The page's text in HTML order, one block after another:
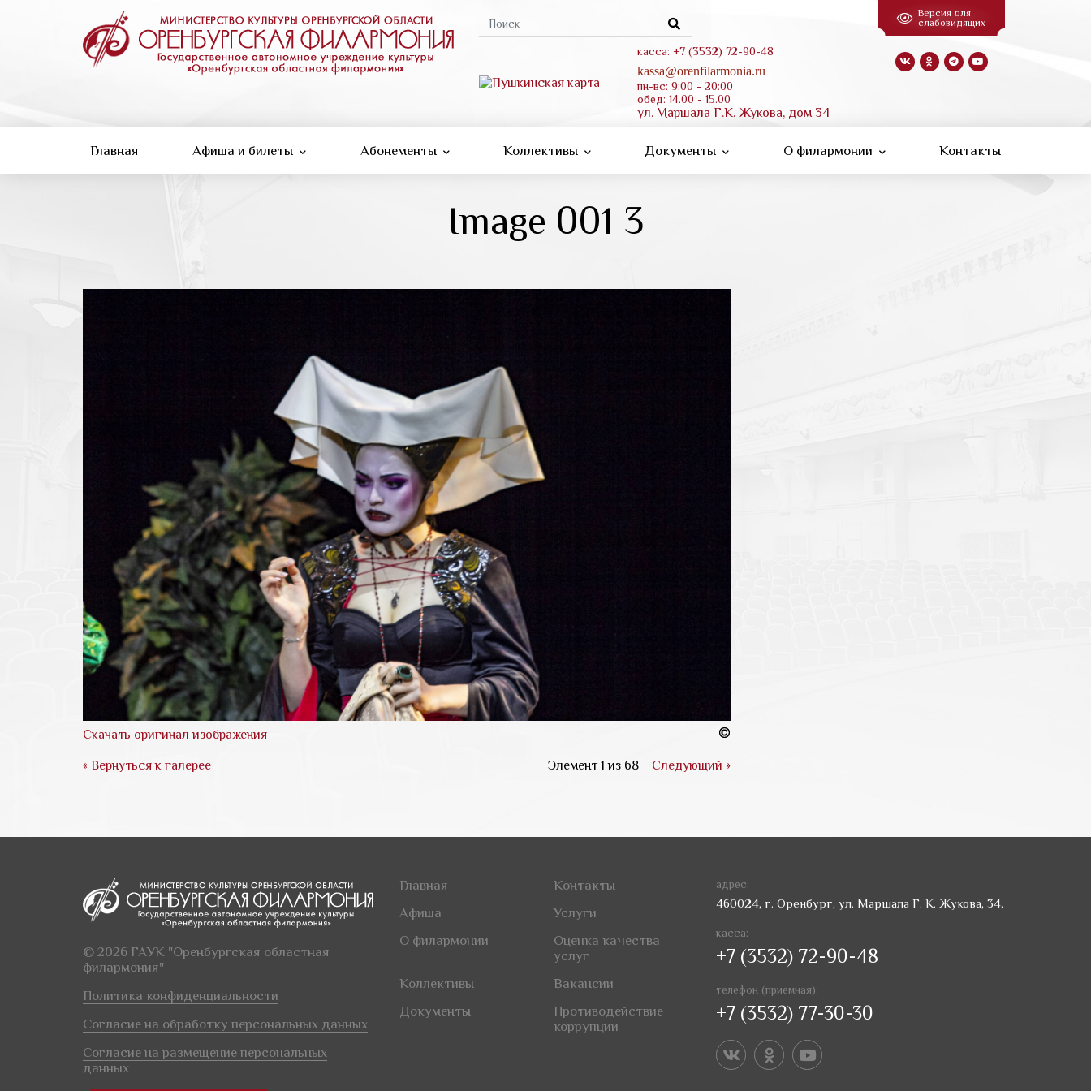
Форма
касса: +7 (3532) 72-90-48
kassa@orenfilarmonia.ru
пн-вс: 9:00 - 20:00
обед: 14.00 - 15.00
ул. Маршала Г.К. Жукова, дом 34
Версия для
слабовидящих
Главная Афиша и билеты Абонементы Коллективы Документы О филармонии Контакты
Image 001 3
Скачать оригинал изображения
« Вернуться к галерее Элемент 1 из 68 Следующий »
© 2026 ГАУК "Оренбургская областная
филармония"
Политика конфиденциальности
Согласие на обработку персональных данных
Согласие на размещение персональных
данных
Главная
Контакты
Афиша
Услуги
О филармонии
Оценка качества
услуг
Коллективы
Вакансии
Документы
Противодействие
коррупции
адрес:
460024, г. Оренбург, ул. Маршала Г. К. Жукова, 34.
касса:
+7 (3532) 72-90-48
телефон (приемная):
+7 (3532) 77-30-30